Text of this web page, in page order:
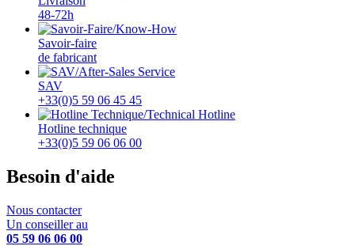
48-72h
Savoir-faire
de fabricant
SAV
+33(0)5 59 06 45 45
Hotline technique
+33(0)5 59 06 06 00
Besoin d'aide
Nous contacter
Un conseiller au
05 59 06 06 00